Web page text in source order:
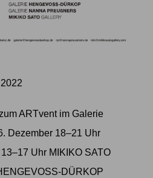
ARTvent im Galerie
Dezember 18–21 Uhr
Uhr MIKIKO SATO
DÜRKOP